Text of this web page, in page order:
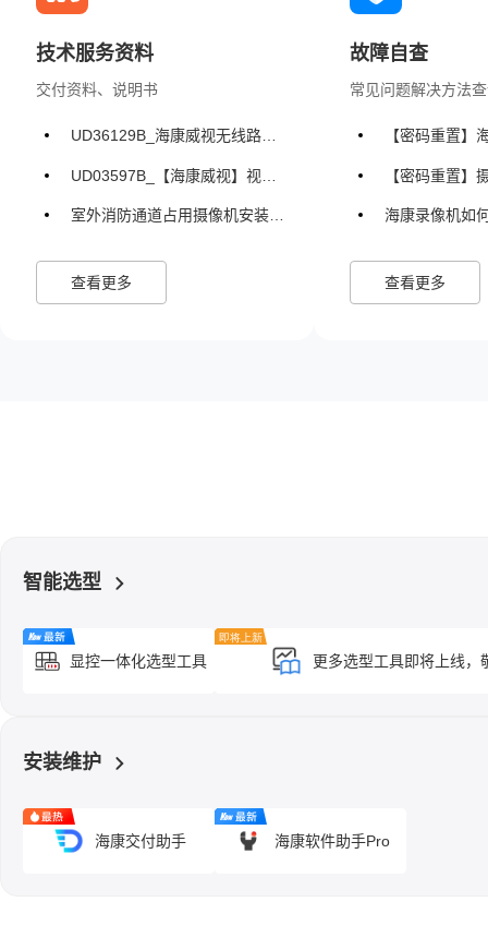
技术服务资料
交付资料、说明书
UD36129B_海康威视无线路由器（1550）_用户手册_V1.2_20231228.pdf
UD03597B_【海康威视】视频报警主机V2.0.1用户手册_20161123.pdf
室外消防通道占用摄像机安装部署.pdf
查看更多
故障自查
常见问题解决方法
【密码重置】
【密码重置】摄
海康录像机如何【连
查看更多
智能选型
显控一体化选型工具 更多选型工具即将上线，
安装维护
海康交付助手 海康软件助手Pro